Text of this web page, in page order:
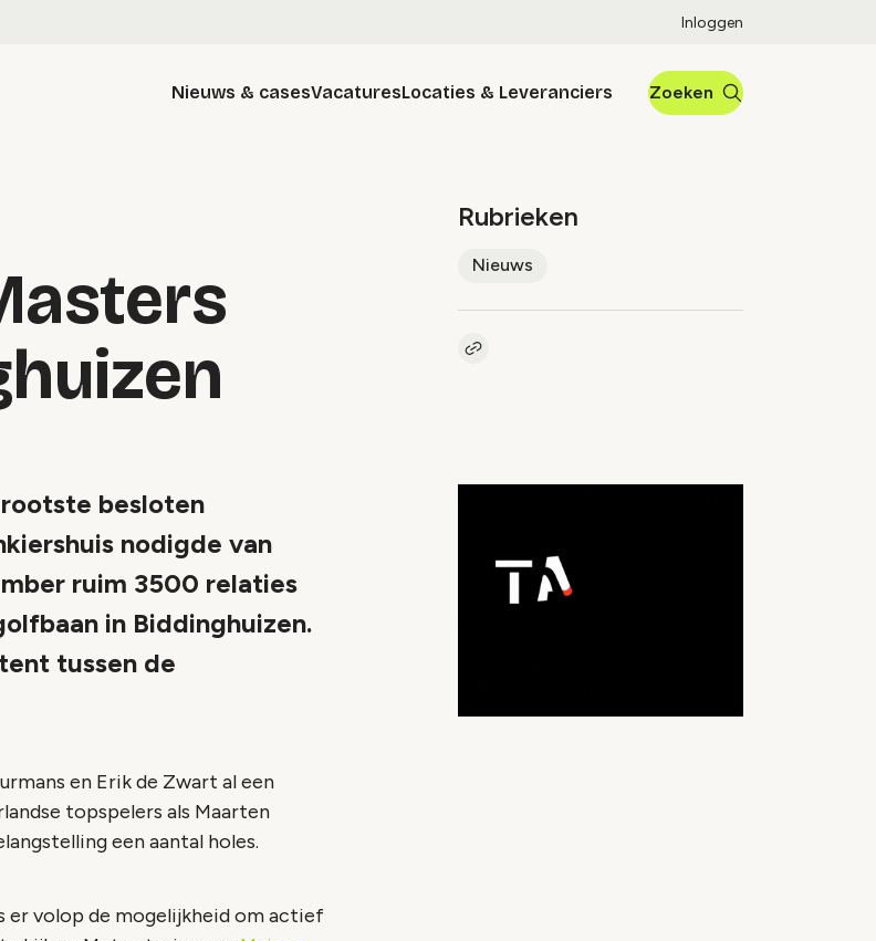
Inloggen
Nieuws & casesVacaturesLocaties & Leveranciers Zoeken
Rubrieken
Nieuws
Kopieer link naar artikel
besloten
nodigde van
ruim 3500 relaties
in Biddinghuizen.
tussen de
en Erik de Zwart al een
topspelers als Maarten
een aantal holes.
er volop de mogelijkheid om actief